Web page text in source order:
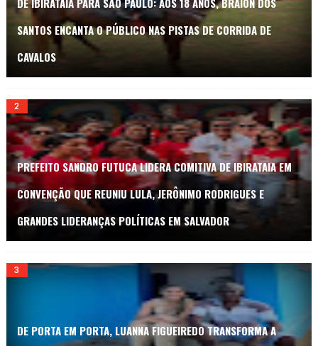
SANTOS ENCANTA O PÚBLICO NAS PISTAS DE CORRIDA DE
CAVALOS
PREFEITO SANDRO FUTUCA LIDERA COMITIVA DE IBIRATAIA EM
CONVENÇÃO QUE REUNIU LULA, JERÔNIMO RODRIGUES E
GRANDES LIDERANÇAS POLÍTICAS EM SALVADOR
DE PORTA EM PORTA, LUANNA FIGUEIREDO TRANSFORMA A